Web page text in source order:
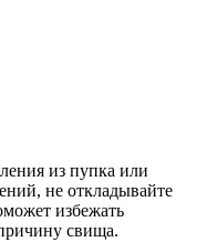
из пупка или
не откладывайте
избежать
свища.